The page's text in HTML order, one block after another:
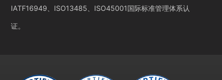
IATF16949、ISO13485、ISO45001国际标准管理体系认
证。